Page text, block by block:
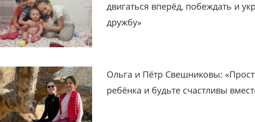
двигаться вперёд, побеждать и
дружбу»
Ольга и Пётр Свешниковы:
ребёнка и будьте счастливы